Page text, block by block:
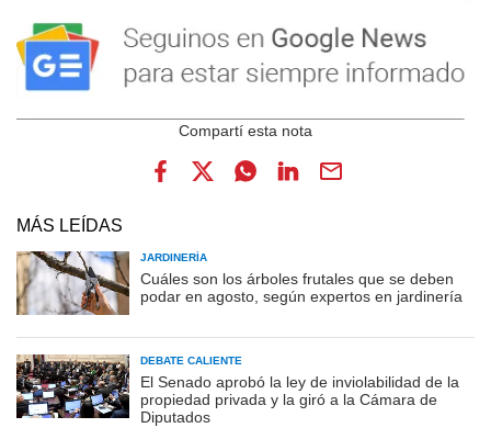
MÁS LEÍDAS
JARDINERÍA
Cuáles son los árboles frutales que se deben
podar en agosto, según expertos en jardinería
DEBATE CALIENTE
El Senado aprobó la ley de inviolabilidad de la
propiedad privada y la giró a la Cámara de
Diputados